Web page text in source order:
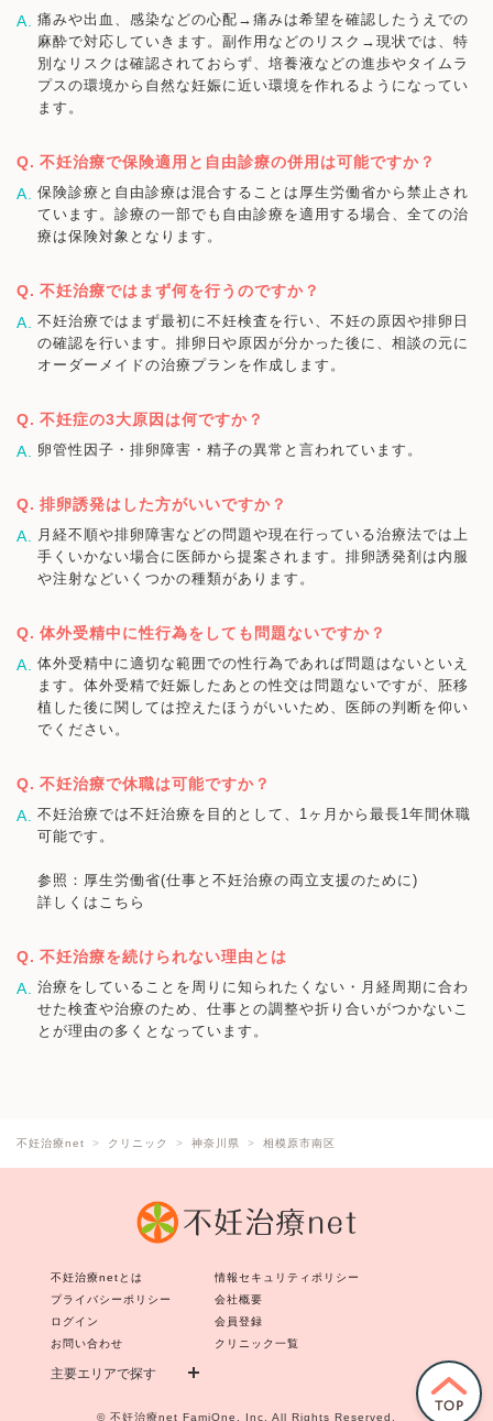
痛みや出血、感染などの心配→痛みは希望を確認したうえでの
麻酔で対応していきます。副作用などのリスク→現状では、特
別なリスクは確認されておらず、培養液などの進歩やタイムラ
プスの環境から自然な妊娠に近い環境を作れるようになってい
ます。
不妊治療で保険適用と自由診療の併用は可能ですか？
保険診療と自由診療は混合することは厚生労働省から禁止され
ています。診療の一部でも自由診療を適用する場合、全ての治
療は保険対象となります。
不妊治療ではまず何を行うのですか？
不妊治療ではまず最初に不妊検査を行い、不妊の原因や排卵日
の確認を行います。排卵日や原因が分かった後に、相談の元に
オーダーメイドの治療プランを作成します。
不妊症の3大原因は何ですか？
卵管性因子・排卵障害・精子の異常と言われています。
排卵誘発はした方がいいですか？
月経不順や排卵障害などの問題や現在行っている治療法では上
手くいかない場合に医師から提案されます。排卵誘発剤は内服
や注射などいくつかの種類があります。
体外受精中に性行為をしても問題ないですか？
体外受精中に適切な範囲での性行為であれば問題はないといえ
ます。体外受精で妊娠したあとの性交は問題ないですが、胚移
植した後に関しては控えたほうがいいため、医師の判断を仰い
でください。
不妊治療で休職は可能ですか？
不妊治療では不妊治療を目的として、1ヶ月から最長1年間休職
可能です。
参照：厚生労働省(仕事と不妊治療の両立支援のために)
詳しくはこちら
不妊治療を続けられない理由とは
治療をしていることを周りに知られたくない・月経周期に合わ
せた検査や治療のため、仕事との調整や折り合いがつかないこ
とが理由の多くとなっています。
不妊治療net クリニック 神奈川県 相模原市南区
不妊治療netとは
情報セキュリティポリシー
プライバシーポリシー
会社概要
ログイン
会員登録
お問い合わせ
クリニック一覧
主要エリアで探す
© 不妊治療net FamiOne, Inc. All Rights Reserved.